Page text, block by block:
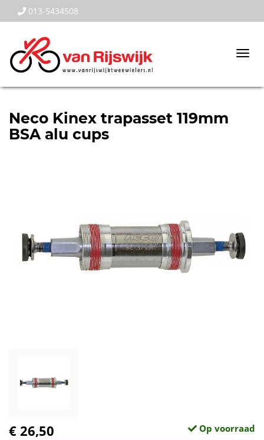
013-5434508
Neco Kinex trapasset 119mm
BSA alu cups
€ 26,50 Op voorraad